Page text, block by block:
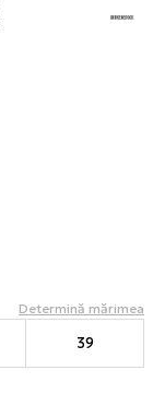
Determină mărimea
39